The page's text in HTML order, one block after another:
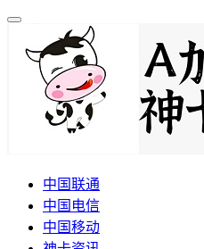
中国联通
中国电信
中国移动